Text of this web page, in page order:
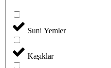
Suni Yemler
Kaşıklar